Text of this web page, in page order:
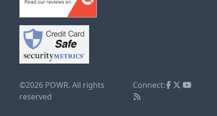
©2026 POWR. All rights
reserved
Connect: